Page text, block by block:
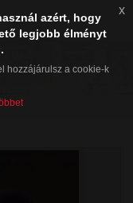
azért, hogy
legjobb élményt
hozzájárulsz a cookie-k
x